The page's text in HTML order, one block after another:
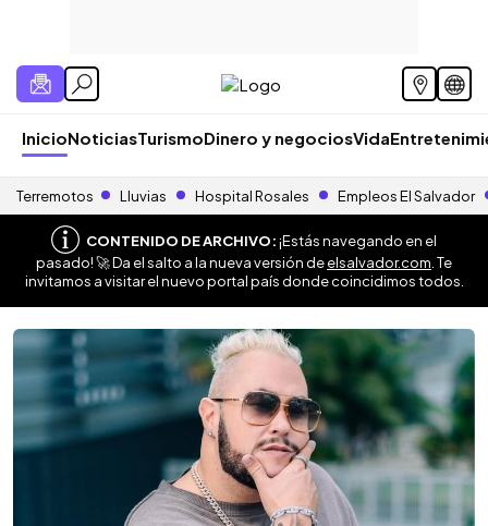
InicioNoticiasTurismoDinero y negociosVida
Terremotos Lluvias Hospital Rosales Empleos El Salvador
CONTENIDO DE ARCHIVO:¡Estás navegando en el
pasado! 🚀 Da el salto a la nueva versión deelsalvador.com . Te
invitamos a visitar el nuevo portal país donde coincidimos todos.